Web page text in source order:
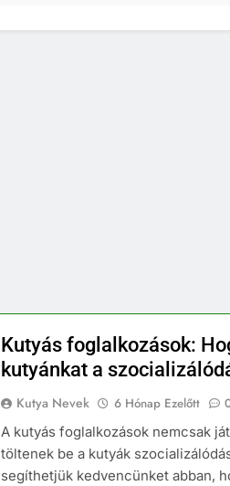
Kutyás foglalkozások:
kutyánkat a
Kutya Nevek 6 Hónap Ezelőtt
A kutyás foglalkozások nemcsak
töltenek be a kutyák
segíthetjük kedvencünket abban,